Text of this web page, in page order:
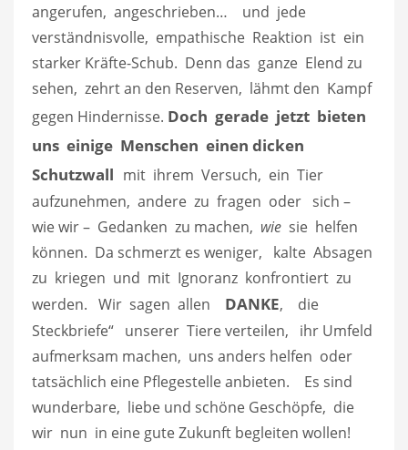
angerufen, angeschrieben… und jede
verständnisvolle, empathische Reaktion ist ein
starker Kräfte-Schub. Denn das ganze Elend zu
sehen, zehrt an den Reserven, lähmt den Kampf
gegen Hindernisse. Doch gerade jetzt bieten
uns einige Menschen einen dicken
Schutzwall mit ihrem Versuch, ein Tier
aufzunehmen, andere zu fragen oder sich –
wie wir – Gedanken zu machen, wie sie helfen
können. Da schmerzt es weniger, kalte Absagen
zu kriegen und mit Ignoranz konfrontiert zu
werden. Wir sagen allen DANKE, die
Steckbriefe“ unserer Tiere verteilen, ihr Umfeld
aufmerksam machen, uns anders helfen oder
tatsächlich eine Pflegestelle anbieten. Es sind
wunderbare, liebe und schöne Geschöpfe, die
wir nun in eine gute Zukunft begleiten wollen!